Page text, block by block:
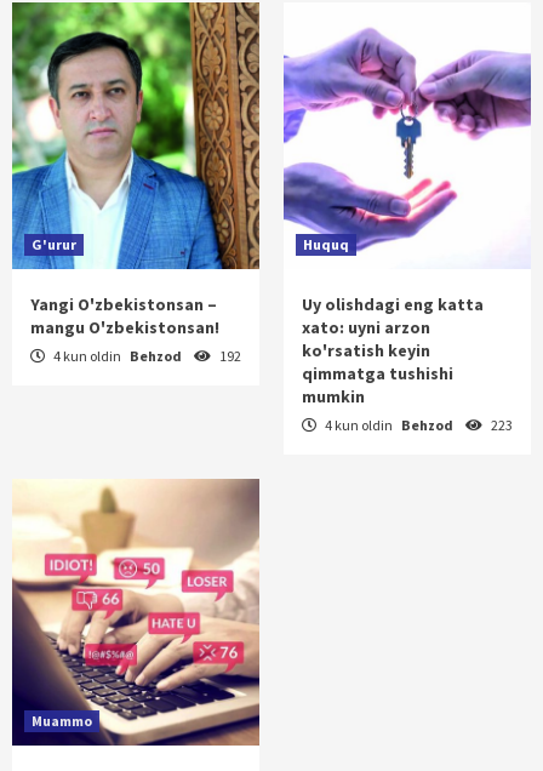
G'urur
Yangi O'zbekistonsan –
mangu O'zbekistonsan!
4 kun oldin Behzod 192
Huquq
Uy olishdagi eng katta
xato: uyni arzon
ko'rsatish keyin
qimmatga tushishi
mumkin
4 kun oldin Behzod 223
Muammo